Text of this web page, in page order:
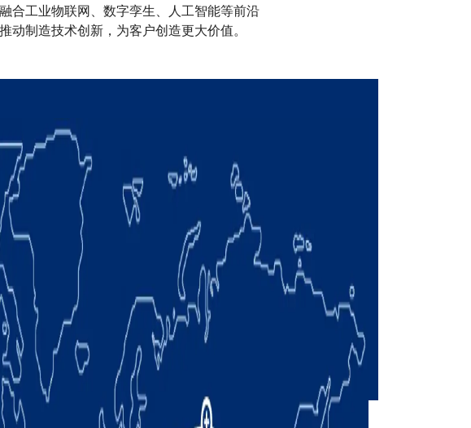
合工业物联网、数字孪生、人工智能等前沿
制造技术创新，为客户创造更大价值。